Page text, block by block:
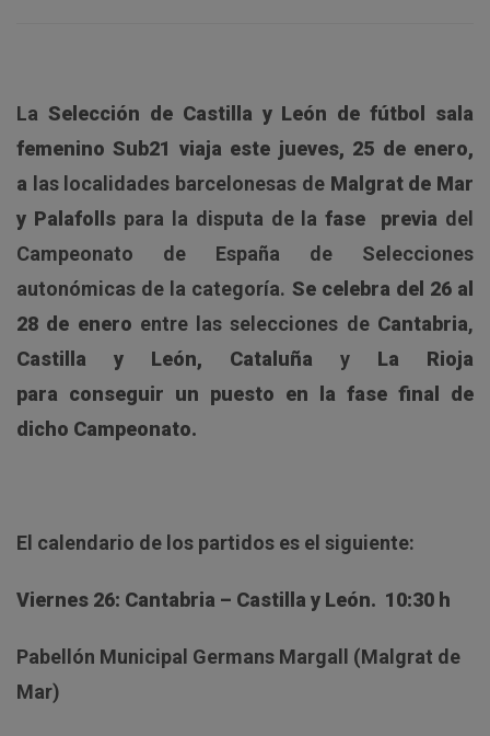
La Selección de Castilla y León de fútbol sala
femenino Sub21 viaja este jueves, 25 de enero,
a las localidades barcelonesas de Malgrat de Mar
y Palafollspara la disputa de lafase previa del
Campeonato de España de Selecciones
autonómicas de la categoría. Se celebra del 26 al
28 de enero entre las selecciones de Cantabria,
Castilla y León,
Cataluña y La Rioja
para conseguir un puesto en la fase final de
dicho Campeonato.
El calendario de los partidos es el siguiente:
Viernes 26: Cantabria – Castilla y León. 10:30 h
Pabellón Municipal Germans Margall (Malgrat de
Mar)